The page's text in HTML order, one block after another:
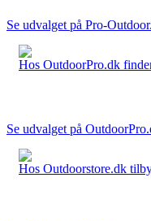
Se udvalget på Pro-
Hos OutdoorPro.dk
Se udvalget på
Hos Outdoorstore.dk